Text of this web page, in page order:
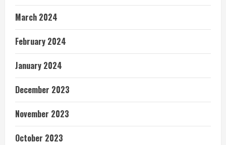
March 2024
February 2024
January 2024
December 2023
November 2023
October 2023